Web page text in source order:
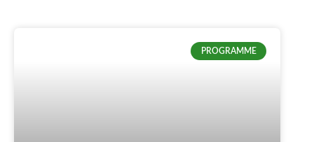
PROGRAMME